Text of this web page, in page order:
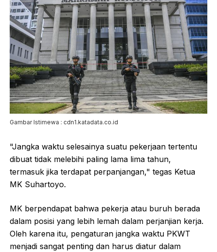
Gambar Istimewa : cdn1.katadata.co.id
"Jangka waktu selesainya suatu pekerjaan tertentu
dibuat tidak melebihi paling lama lima tahun,
termasuk jika terdapat perpanjangan," tegas Ketua
MK Suhartoyo.
MK berpendapat bahwa pekerja atau buruh berada
dalam posisi yang lebih lemah dalam perjanjian kerja.
Oleh karena itu, pengaturan jangka waktu PKWT
menjadi sangat penting dan harus diatur dalam